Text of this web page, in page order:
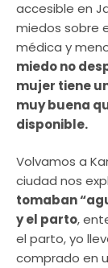
accesible en
miedos sobre
médica y
miedo no
mujer tiene
muy buena
disponible.
Volvamos a
ciudad nos
tomaban
y el parto,
el parto, yo
comprado en